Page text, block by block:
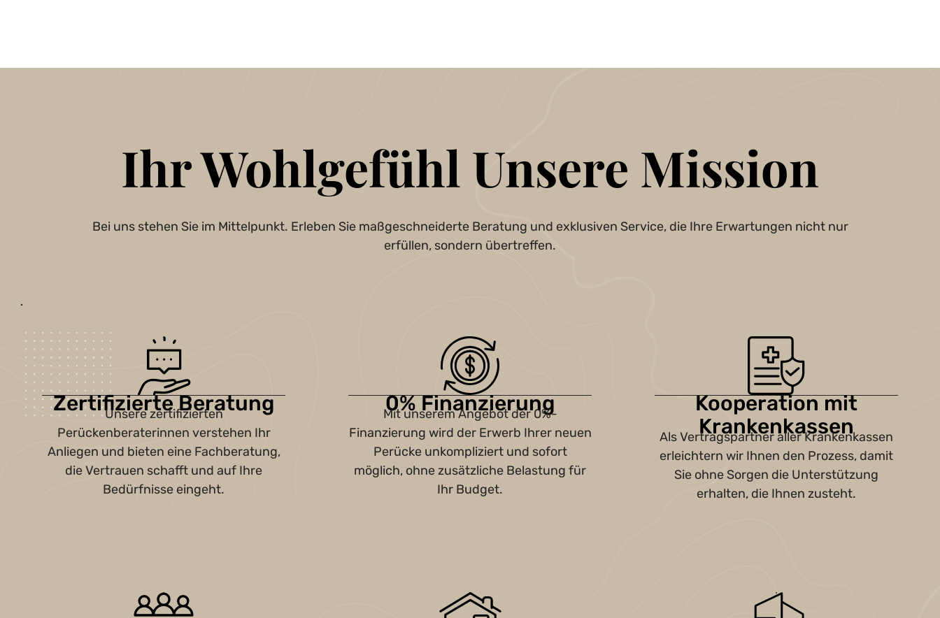
Ihr Wohlgefühl Unsere Mission
Bei uns stehen Sie im Mittelpunkt. Erleben Sie maßgeschneiderte Beratung und exklusiven Service, die Ihre Erwartungen nicht nur
erfüllen, sondern übertreffen.
Zertifizierte Beratung
Unsere zertifizierten
Perückenberaterinnen verstehen Ihr
Anliegen und bieten eine Fachberatung,
die Vertrauen schafft und auf Ihre
Bedürfnisse eingeht.
0% Finanzierung
Mit unserem Angebot der 0%-
Finanzierung wird der Erwerb Ihrer neuen
Perücke unkompliziert und sofort
möglich, ohne zusätzliche Belastung für
Ihr Budget.
Kooperation mit
Krankenkassen
Als Vertragspartner aller Krankenkassen
erleichtern wir Ihnen den Prozess, damit
Sie ohne Sorgen die Unterstützung
erhalten, die Ihnen zusteht.